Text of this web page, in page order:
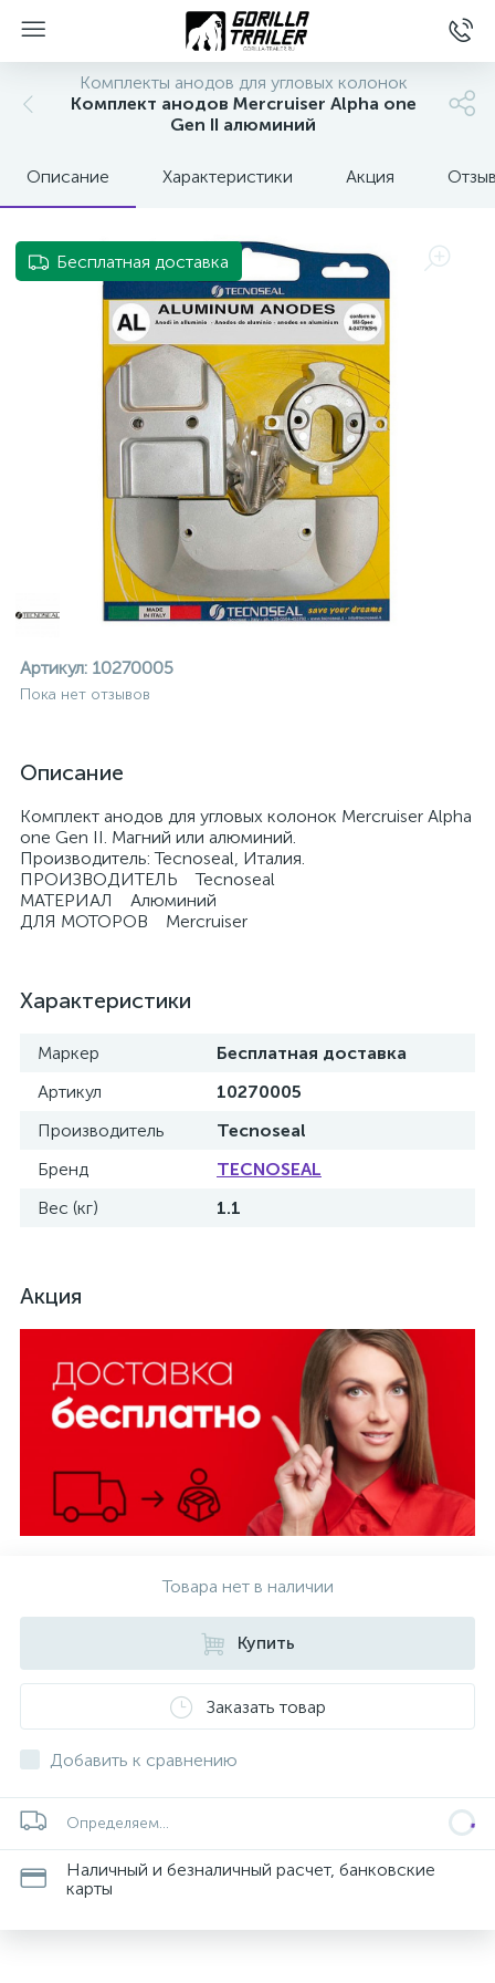
Комплекты анодов для угловых колонок
Комплект анодов Mercruiser Alpha one
Gen II алюминий
Описание Характеристики Акция
Бесплатная доставка
Артикул: 10270005
Пока нет отзывов
Описание
Комплект анодов для угловых колонок Mercruiser Alpha
one Gen II. Магний или алюминий.
Производитель: Tecnoseal, Италия.
ПРОИЗВОДИТЕЛЬ Tecnoseal
МАТЕРИАЛ Алюминий
ДЛЯ МОТОРОВ Mercruiser
Характеристики
Маркер
Бесплатная доставка
Артикул
10270005
Производитель
Tecnoseal
Бренд
TECNOSEAL
Вес (кг)
1.1
Акция
Товара нет в наличии
Купить
Заказать товар
Добавить к сравнению
Определяем...
Наличный и безналичный расчет, банковские
карты